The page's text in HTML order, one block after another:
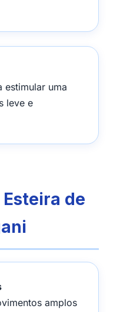
estimular uma
leve e
de
amplos